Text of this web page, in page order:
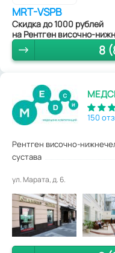
MRT-VSPB
Скидка до 1000 рублей
на Рентген височно-
8
150
Рентген височно-
сустава
ул. Марата, д. 6.